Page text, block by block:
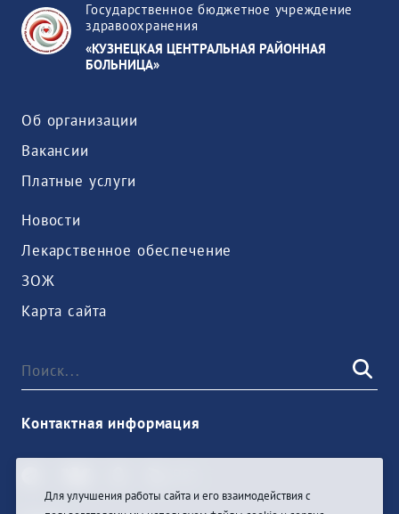
Государственное бюджетное учреждение
здравоохранения
«КУЗНЕЦКАЯ ЦЕНТРАЛЬНАЯ РАЙОННАЯ
БОЛЬНИЦА»
Об организации
Вакансии
Платные услуги
Новости
Лекарственное обеспечение
ЗОЖ
Карта сайта
Контактная информация
Для улучшения работы сайта и его взаимодействия с